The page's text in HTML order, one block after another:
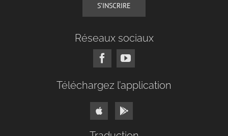
S’INSCRIRE
Réseaux sociaux
Téléchargez l’application